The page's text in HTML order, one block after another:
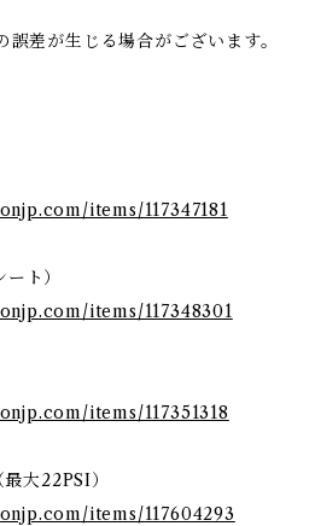
差が生じる場合がございます。
items/117347181
ト）
items/117348301
items/117351318
大22PSI）
items/117604293